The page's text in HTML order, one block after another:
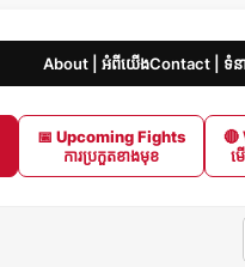
About | អំពីយើងContact | ទំន
📅 Upcoming Fights
ការប្រកួតខាងមុខ
🔴
ម